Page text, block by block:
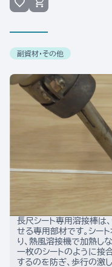
副資材・その他
長尺シート専用溶接棒は
せる専用部材です。シー
り、熱風溶接機で加熱し
一枚のシートのように接
するのを防ぎ、歩行の激